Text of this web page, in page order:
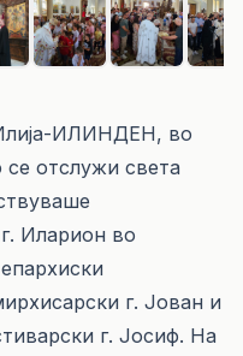
ИЛИНДЕН, во
отслужи света
Иларион во
г. Јован и
г. Јосиф. На